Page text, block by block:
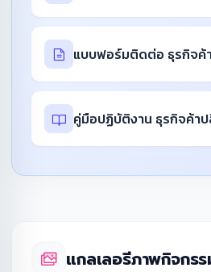
แบบฟอร์มติดต่อ ธุรกิจค้
คู่มือปฏิบัติงาน ธุรกิจค้า
แกลเลอรีภาพกิจกร